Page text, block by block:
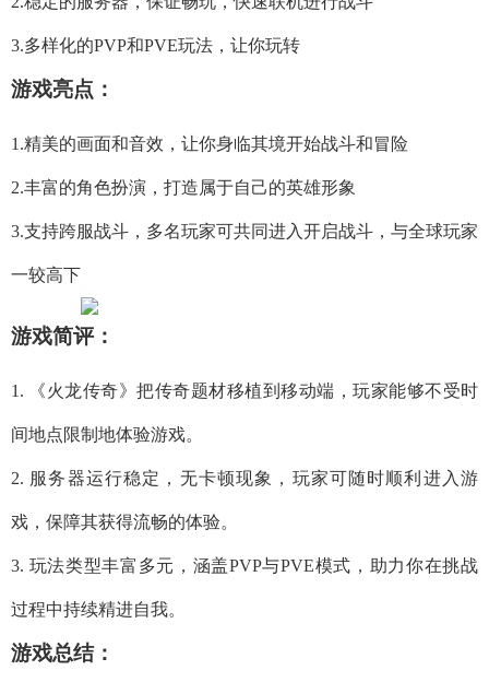
3.多样化的PVP和PVE玩法，让你玩转
游戏亮点：
1.精美的画面和音效，让你身临其境开始战斗和冒险
2.丰富的角色扮演，打造属于自己的英雄形象
3.支持跨服战斗，多名玩家可共同进入开启战斗，与全球玩家
一较高下
游戏简评：
1. 《火龙传奇》把传奇题材移植到移动端，玩家能够不受时
间地点限制地体验游戏。
2. 服务器运行稳定，无卡顿现象，玩家可随时顺利进入游
戏，保障其获得流畅的体验。
3. 玩法类型丰富多元，涵盖PVP与PVE模式，助力你在挑战
过程中持续精进自我。
游戏总结：